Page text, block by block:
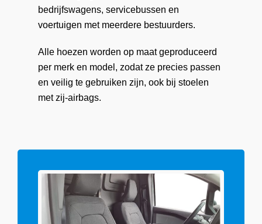
bedrijfswagens, servicebussen en
voertuigen met meerdere bestuurders.
Alle hoezen worden op maat geproduceerd
per merk en model, zodat ze precies passen
en veilig te gebruiken zijn, ook bij stoelen
met zij-airbags.